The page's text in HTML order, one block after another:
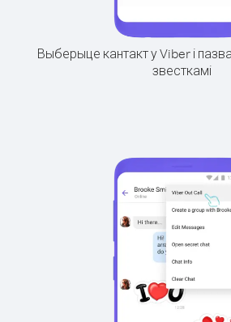
Выберыце кантакт у Viber і
звесткамі